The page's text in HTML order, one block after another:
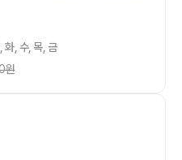
화, 수, 목, 금
원